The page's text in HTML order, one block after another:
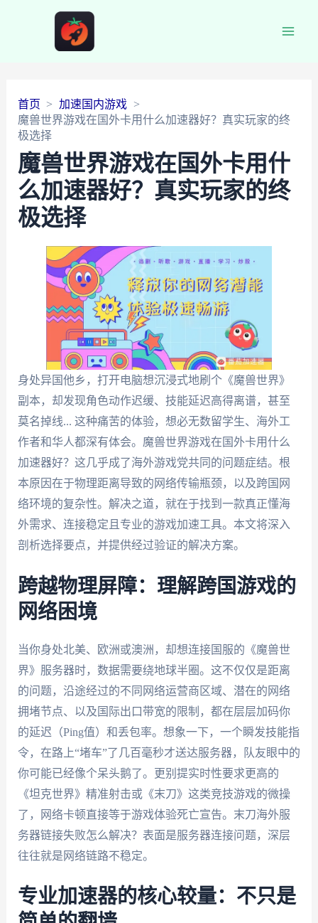
首页
加速国内游戏
魔兽世界游戏在国外卡用什么加速器好？真实玩家的终
极选择
魔兽世界游戏在国外卡用什
么加速器好？真实玩家的终
极选择
身处异国他乡，打开电脑想沉浸式地刷个《魔兽世界》
副本，却发现角色动作迟缓、技能延迟高得离谱，甚至
莫名掉线... 这种痛苦的体验，想必无数留学生、海外工
作者和华人都深有体会。魔兽世界游戏在国外卡用什么
加速器好？这几乎成了海外游戏党共同的问题症结。根
本原因在于物理距离导致的网络传输瓶颈，以及跨国网
络环境的复杂性。解决之道，就在于找到一款真正懂海
外需求、连接稳定且专业的游戏加速工具。本文将深入
剖析选择要点，并提供经过验证的解决方案。
跨越物理屏障：理解跨国游戏的
网络困境
当你身处北美、欧洲或澳洲，却想连接国服的《魔兽世
界》服务器时，数据需要绕地球半圈。这不仅仅是距离
的问题，沿途经过的不同网络运营商区域、潜在的网络
拥堵节点、以及国际出口带宽的限制，都在层层加码你
的延迟（Ping值）和丢包率。想象一下，一个瞬发技能指
令，在路上“堵车”了几百毫秒才送达服务器，队友眼中的
你可能已经像个呆头鹅了。更别提实时性要求更高的
《坦克世界》精准射击或《末刀》这类竞技游戏的微操
了，网络卡顿直接等于游戏体验死亡宣告。末刀海外服
务器链接失败怎么解决？表面是服务器连接问题，深层
往往就是网络链路不稳定。
专业加速器的核心较量：不只是